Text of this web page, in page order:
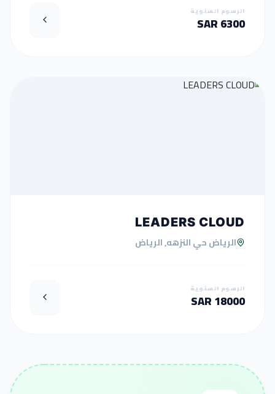
الرسوم السنوية
6300 SAR
LEADERS CLOUD
الرياض حي النزهه, الرياض
الرسوم السنوية
18000 SAR